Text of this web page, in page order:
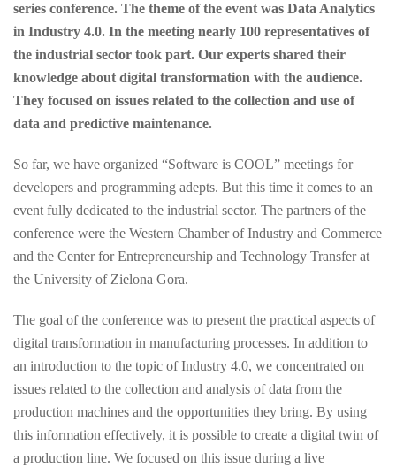
series conference. The theme of the event was Data Analytics
in Industry 4.0. In the meeting nearly 100 representatives of
the industrial sector took part. Our experts shared their
knowledge about digital transformation with the audience.
They focused on issues related to the collection and use of
data and predictive maintenance.
So far, we have organized “Software is COOL” meetings for
developers and programming adepts. But this time it comes to an
event fully dedicated to the industrial sector. The partners of the
conference were the Western Chamber of Industry and Commerce
and the Center for Entrepreneurship and Technology Transfer at
the University of Zielona Gora.
The goal of the conference was to present the practical aspects of
digital transformation in manufacturing processes. In addition to
an introduction to the topic of Industry 4.0, we concentrated on
issues related to the collection and analysis of data from the
production machines and the opportunities they bring. By using
this information effectively, it is possible to create a digital twin of
a production line. We focused on this issue during a live